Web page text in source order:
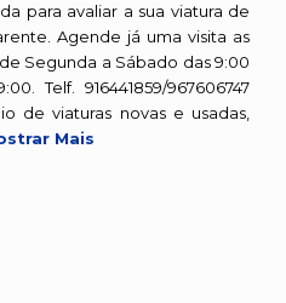
para avaliar a sua viatura de
Agende já uma visita as
Segunda a Sábado das 9:00
Telf. 916441859/967606747
de viaturas novas e usadas,
Mais